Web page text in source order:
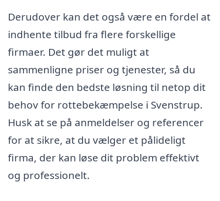
Derudover kan det også være en fordel at
indhente tilbud fra flere forskellige
firmaer. Det gør det muligt at
sammenligne priser og tjenester, så du
kan finde den bedste løsning til netop dit
behov for rottebekæmpelse i Svenstrup.
Husk at se på anmeldelser og referencer
for at sikre, at du vælger et pålideligt
firma, der kan løse dit problem effektivt
og professionelt.